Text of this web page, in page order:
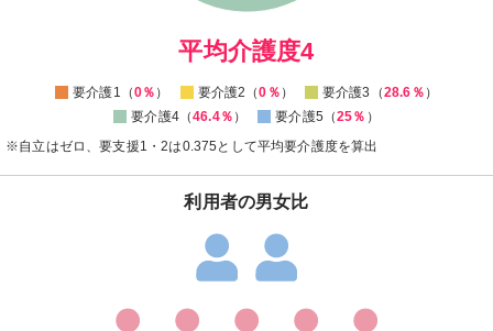
0
平均介護度4
要介護1（0％ ） 要介護2（0％ ） 要介護3（28.6％ ）
要介護4（46.4％ ） 要介護5（25％ ）
※自立はゼロ、要支援1・2は0.375として平均要介護度を算出
利用者の男女比